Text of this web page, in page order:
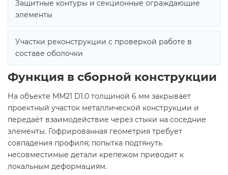
Защитные контуры и секционные ограждающие
элементы
Участки реконструкции с проверкой работе в
составе оболочки
Функция в сборной конструкции
На объекте ММ21 D1.0 толщиной 6 мм закрывает
проектный участок металлической конструкции и
передаёт взаимодействие через стыки на соседние
элементы. Гофрированная геометрия требует
совпадения профиля; попытка подтянуть
несовместимые детали крепежом приводит к
локальным деформациям.